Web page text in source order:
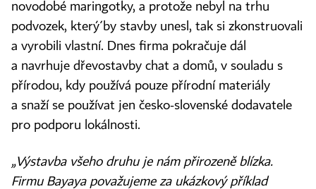
novodobé maringotky, a protože nebyl na trhu
podvozek, který́ by stavby unesl, tak si zkonstruovali
a vyrobili vlastní. Dnes firma pokračuje dál
a navrhuje dřevostavby chat a domů, v souladu s
přírodou, kdy používá pouze přírodní materiály
a snaží se používat jen česko-slovenské dodavatele
pro podporu lokálnosti.
„Výstavba všeho druhu je nám přirozeně blízka.
Firmu Bayaya považujeme za ukázkový příklad